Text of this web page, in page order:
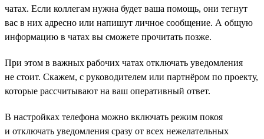
чатах. Если коллегам нужна будет ваша помощь, они тегнут
вас в них адресно или напишут личное сообщение. А общую
информацию в чатах вы сможете прочитать позже.
При этом в важных рабочих чатах отключать уведомления
не стоит. Скажем, с руководителем или партнёром по проекту,
которые рассчитывают на ваш оперативный ответ.
В настройках телефона можно включать режим покоя
и отключать уведомления сразу от всех нежелательных